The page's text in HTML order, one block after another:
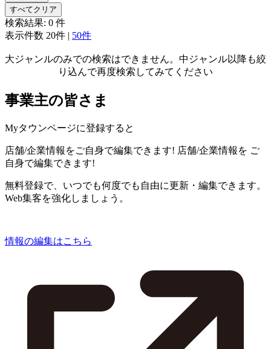
すべてクリア
検索結果: 0 件
表示件数 20件 | 50件
大ジャンルのみでの検索はできません。中ジャンル以降も絞
り込んで再度検索してみてください
事業主の皆さま
Myタウンページに登録すると
店舗/企業情報をご自身で編集できます! 店舗/企業情報を ご
自身で編集できます!
無料登録で、いつでも何度でも自由に更新・編集できます。
Web集客を強化しましょう。
情報の編集はこちら